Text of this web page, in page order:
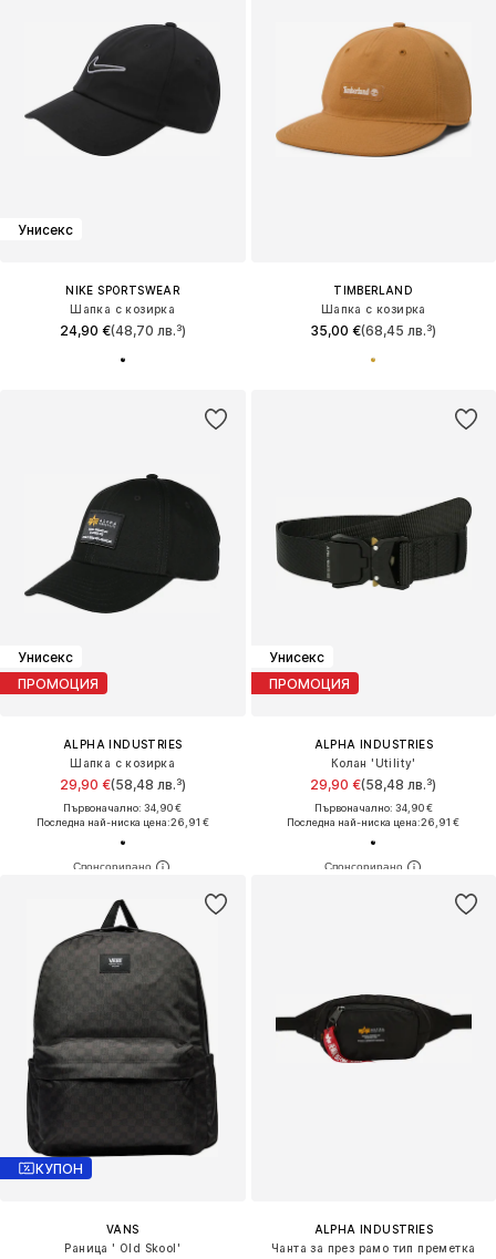
Унисекс
NIKE SPORTSWEAR
Шапка с козирка
24,90 €(48,70 лв.³)
TIMBERLAND
Шапка с козирка
35,00 €(68,45 лв.³)
Унисекс
ПРОМОЦИЯ
ALPHA INDUSTRIES
Шапка с козирка
29,90 €(58,48 лв.³)
Първоначално: 34,90 €
Последна най-ниска цена:26,91 €
Унисекс
ПРОМОЦИЯ
ALPHA INDUSTRIES
Колан 'Utility'
29,90 €(58,48 лв.³)
Първоначално: 34,90 €
Последна най-ниска цена:26,91 €
КУПОН
VANS
Раница ' Old Skool'
ALPHA INDUSTRIES
Чанта за през рамо тип преметка